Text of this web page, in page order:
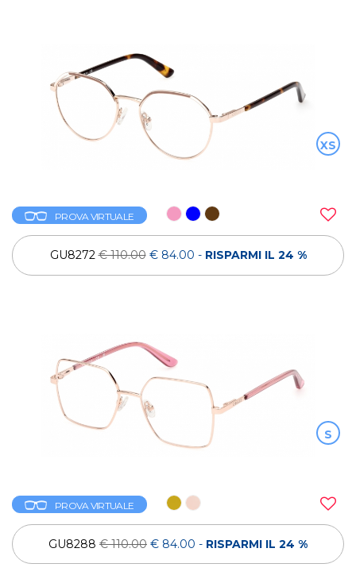
XS
PROVA VIRTUALE
GU8272€ 110.00 € 84.00 - RISPARMI IL 24 %
S
PROVA VIRTUALE
GU8288 € 110.00 € 84.00 - RISPARMI IL 24 %